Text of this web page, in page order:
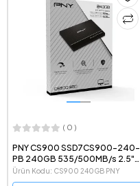
( 0 )
PNY CS900 SSD7CS900-240-
PB 240GB 535/500MB/s 2.5"
SATA 3 SSD Disk
Ürün Kodu: CS900 240GB PNY